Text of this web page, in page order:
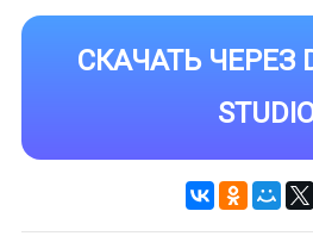
СКАЧАТЬ ЧЕРЕЗ